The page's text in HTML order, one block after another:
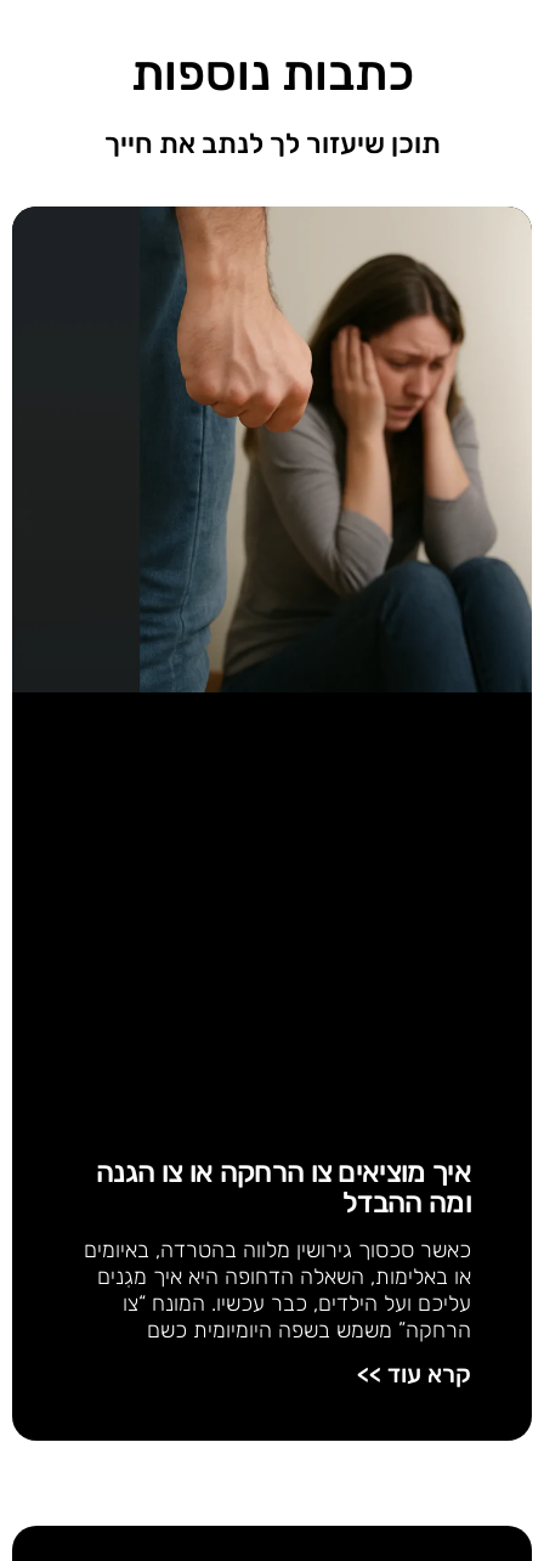
כתבות נוספות
תוכן שיעזור לך לנתב את חייך
איך מוציאים צו הרחקה או צו הגנה
ומה ההבדל
כאשר סכסוך גירושין מלווה בהטרדה, באיומים
או באלימות, השאלה הדחופה היא איך מגִנים
עליכם ועל הילדים, כבר עכשיו. המונח “צו
הרחקה” משמש בשפה היומיומית כשם
קרא עוד >>